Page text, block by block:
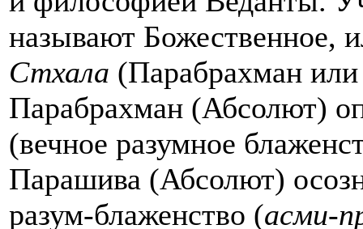
называют Божественное,
Стхала (Парабрахман
Парабрахман (Абсолют)
(вечное разумное
Парашива (Абсолют)
разум-блаженство (асми-